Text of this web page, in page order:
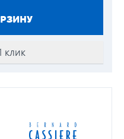
клик